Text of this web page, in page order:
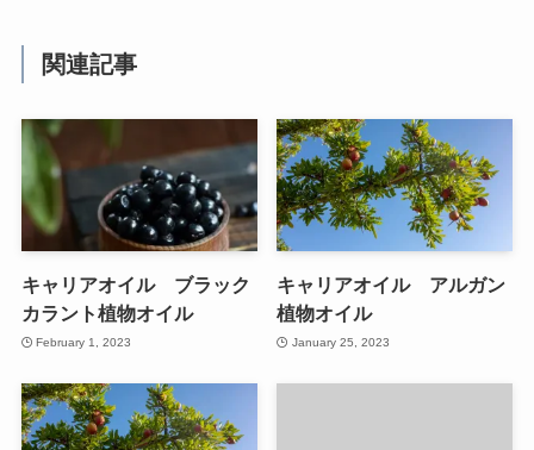
関連記事
キャリアオイル ブラック
カラント植物オイル
February 1, 2023
キャリアオイル アルガン
植物オイル
January 25, 2023